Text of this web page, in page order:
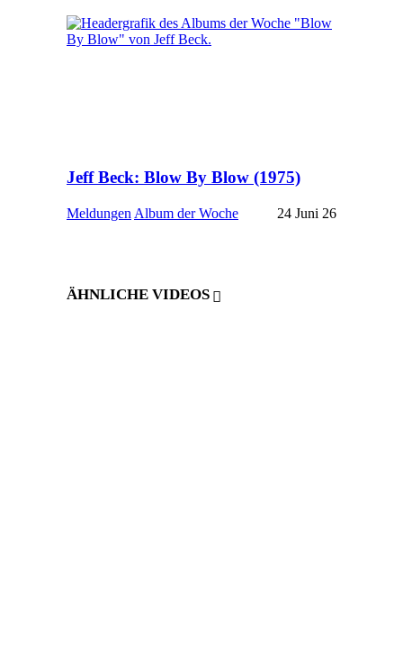
Jeff Beck: Blow By Blow (1975)
MeldungenAlbum der Woche 24 Juni 26
ÄHNLICHE VIDEOS